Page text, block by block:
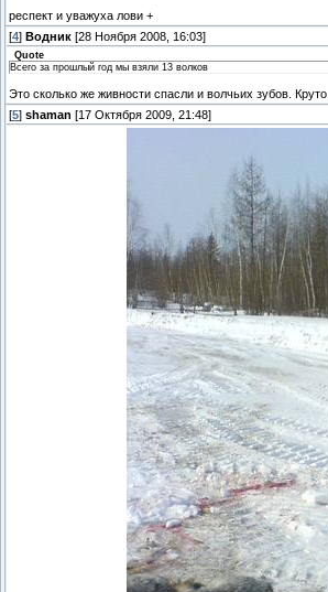
респект и уважуха лови +
[4] Водник [28 Ноября 2008, 16:03]
Quote
Всего за прошлый год мы взяли 13 волков
Это сколько же живности спасли и волчьих зубов. Круто.
[5] shaman [17 Октября 2009, 21:48]